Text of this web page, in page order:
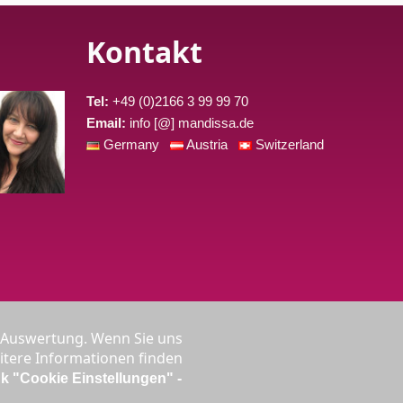
Kontakt
Tel: +49 (0)2166 3 99 99 70
Email: info [@] mandissa.de
Germany
Austria Switzerland
Wenn Sie uns
Informationen finden
"Cookie Einstellungen" -